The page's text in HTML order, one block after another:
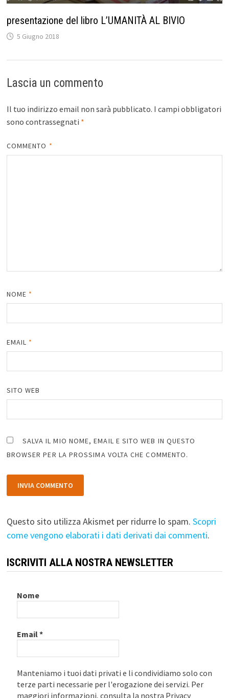
presentazione del libro L’UMANITÀ AL BIVIO
5 Giugno 2018
Lascia un commento
Il tuo indirizzo email non sarà pubblicato. I campi obbligatori
sono contrassegnati *
COMMENTO *
NOME *
EMAIL *
SITO WEB
SALVA IL MIO NOME, EMAIL E SITO WEB IN QUESTO
BROWSER PER LA PROSSIMA VOLTA CHE COMMENTO.
Questo sito utilizza Akismet per ridurre lo spam. Scopri
come vengono elaborati i dati derivati dai commenti.
ISCRIVITI ALLA NOSTRA NEWSLETTER
Nome
Email*
Manteniamo i tuoi dati privati e li condividiamo solo con
terze parti necessarie per l'erogazione dei servizi. Per
maggiori informazioni, consulta la nostra Privacy